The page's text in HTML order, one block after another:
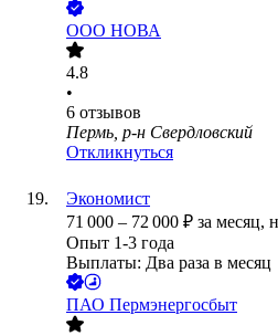
ООО НОВА
4.8
•
6 отзывов
Пермь, р-н Свердловский
Откликнуться
Экономист
71 000 – 72 000 ₽ за месяц,
Опыт 1-3 года
Выплаты: Два раза в месяц
ПАО Пермэнергосбыт